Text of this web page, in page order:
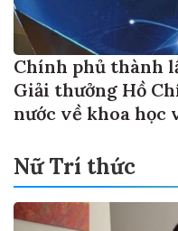
Chính phủ thành
Giải thưởng Hồ
nước về khoa học
Nữ Trí thức